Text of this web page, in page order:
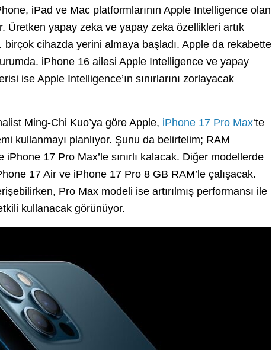
iPad ve Mac platformlarının Apple Intelligence olan
Üretken yapay zeka ve yapay zeka özellikleri artık
cihazda yerini almaya başladı. Apple da rekabette
iPhone 16 ailesi Apple Intelligence ve yapay
ise Apple Intelligence’ın sınırlarını zorlayacak
Ming-Chi Kuo’ya göre Apple, iPhone 17 Pro Max‘te
kullanmayı planlıyor. Şunu da belirtelim; RAM
17 Pro Max’le sınırlı kalacak. Diğer modellerde
17 Air ve iPhone 17 Pro 8 GB RAM’le çalışacak.
Pro Max modeli ise artırılmış performansı ile
kullanacak görünüyor.